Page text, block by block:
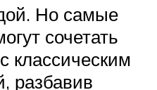
Но самые
сочетать
классическим
разбавив